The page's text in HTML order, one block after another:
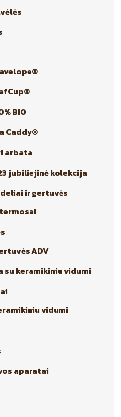
BIO
Caddy®
arbata
jubiliejinė kolekcija
ir gertuvės
termosai
ADV
su keramikiniu vidumi
vidumi
aparatai